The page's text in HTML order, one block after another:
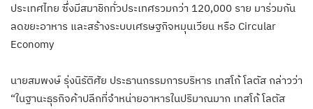
ประเทศไทย ซึ่งมีสมาชิกทั่วประเทศรวมกว่า 120,000 ราย มาร่วมกัน
ลดขยะอาหาร และสร้างระบบเศรษฐกิจหมุนเวียน หรือ Circular
Economy
นายสมพงษ์ รุ่งนิรัติศัย ประธานกรรมการบริหาร เทสโก้ โลตัส กล่าวว่า
“ในฐานะธุรกิจค้าปลีกที่จำหน่ายอาหารในปริมาณมาก เทสโก้ โลตัส